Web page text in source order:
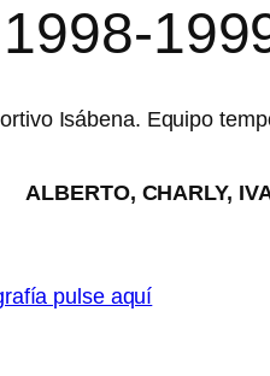
ALBERTO, CHARLY,
PEQUE,
pulse aquí